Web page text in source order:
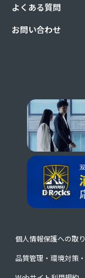
よくある質問
お問い合わせ
個人情報保護への取
品質管理・環境対策